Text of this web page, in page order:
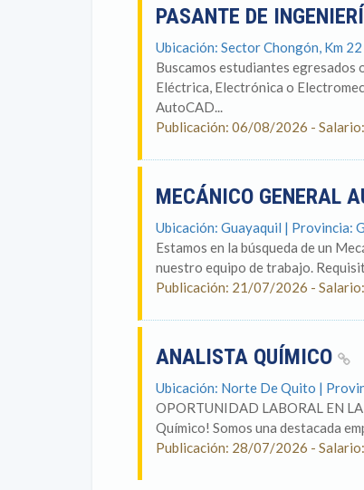
PASANTE DE
Ubicación: Sector Chongón, Km
Buscamos estudiantes egresados
Eléctrica, Electrónica o
AutoCAD...
Publicación: 06/08/2026 -
MECÁNICO GENERAL
Ubicación: Guayaquil | Provincia:
Estamos en la búsqueda de un
nuestro equipo de trabajo.
Publicación: 21/07/2026 -
ANALISTA QUÍMICO
Ubicación: Norte De Quito |
OPORTUNIDAD LABORAL EN
Químico! Somos una destacada
Publicación: 28/07/2026 -